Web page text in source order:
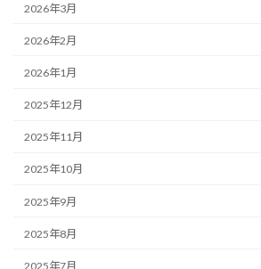
2026年3月
2026年2月
2026年1月
2025年12月
2025年11月
2025年10月
2025年9月
2025年8月
2025年7月